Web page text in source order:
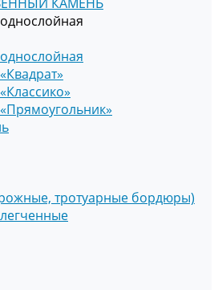
тротуарные бордюры)